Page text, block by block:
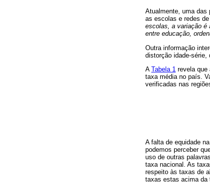
Atualmente, uma das
as escolas e redes
escolas, a variação é
entre educação,
Outra informação
distorção idade-série,
A Tabela 1 revela que
taxa média no país.
verificadas nas
A falta de equidade
podemos perceber
uso de outras
taxa nacional. As
respeito às taxas de
taxas estas acima da